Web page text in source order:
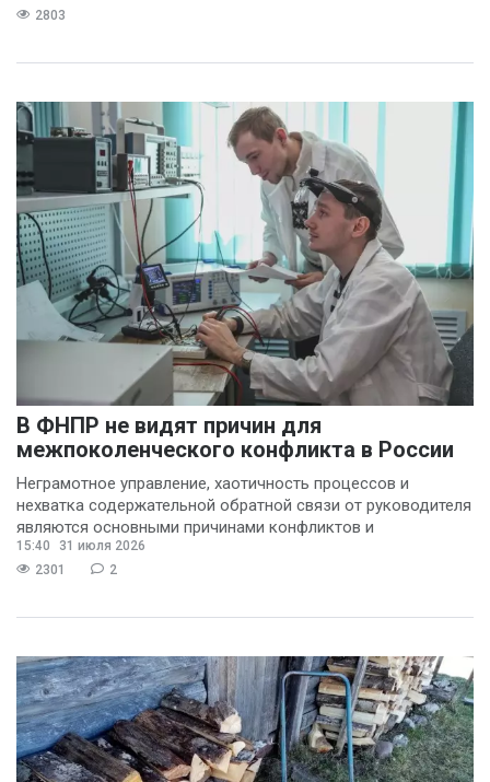
2803
В ФНПР не видят причин для
межпоколенческого конфликта в России
Неграмотное управление, хаотичность процессов и
нехватка содержательной обратной связи от руководителя
являются основными причинами конфликтов и
раздражения в
15:40
31 июля 2026
2301
2